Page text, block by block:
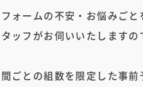
ォームの不安・お悩みご
ッフがお伺いいたしますの
ごとの組数を限定した事